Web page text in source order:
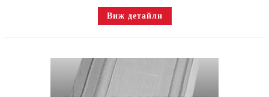
Виж детайли